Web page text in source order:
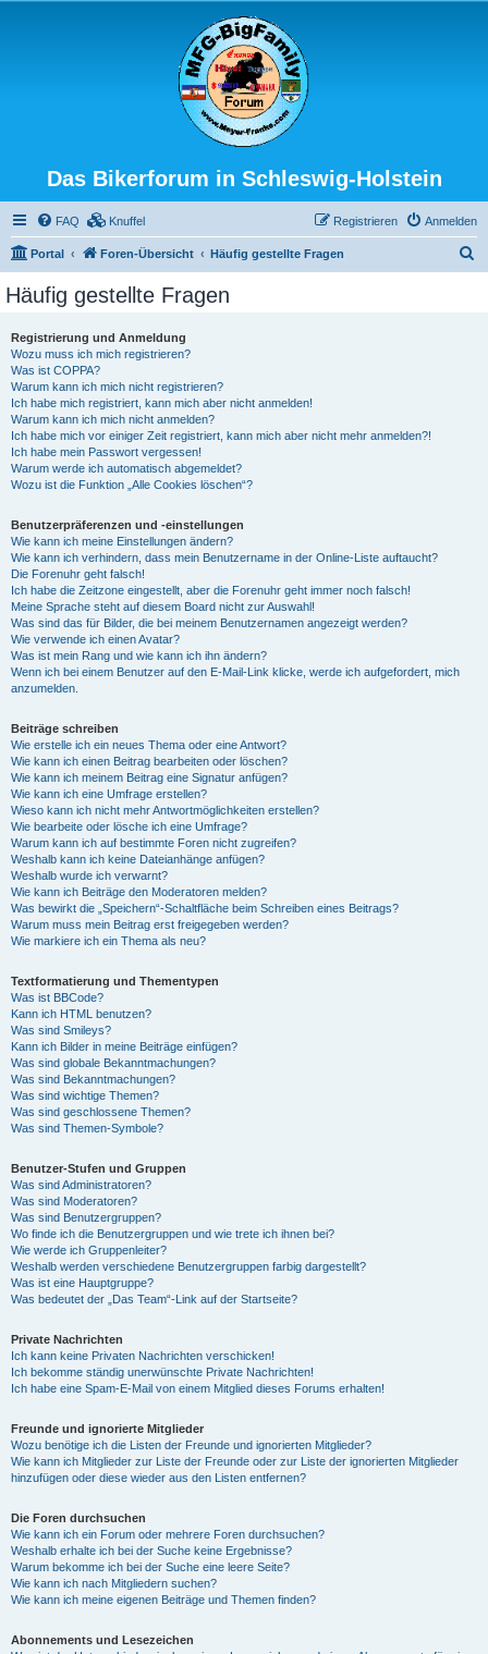
Das Bikerforum in Schleswig-Holstein
FAQ Knuffel Anmelden
Registrieren
Portal Foren-Übersicht Häufig gestellte Fragen
Häufig gestellte Fragen
Registrierung und Anmeldung
Wozu muss ich mich registrieren?
Was ist COPPA?
Warum kann ich mich nicht registrieren?
Ich habe mich registriert, kann mich aber nicht anmelden!
Warum kann ich mich nicht anmelden?
Ich habe mich vor einiger Zeit registriert, kann mich aber nicht mehr anmelden?!
Ich habe mein Passwort vergessen!
Warum werde ich automatisch abgemeldet?
Wozu ist die Funktion „Alle Cookies löschen“?
Benutzerpräferenzen und -einstellungen
Wie kann ich meine Einstellungen ändern?
Wie kann ich verhindern, dass mein Benutzername in der Online-Liste auftaucht?
Die Forenuhr geht falsch!
Ich habe die Zeitzone eingestellt, aber die Forenuhr geht immer noch falsch!
Meine Sprache steht auf diesem Board nicht zur Auswahl!
Was sind das für Bilder, die bei meinem Benutzernamen angezeigt werden?
Wie verwende ich einen Avatar?
Was ist mein Rang und wie kann ich ihn ändern?
Wenn ich bei einem Benutzer auf den E-Mail-Link klicke, werde ich aufgefordert, mich
anzumelden.
Beiträge schreiben
Wie erstelle ich ein neues Thema oder eine Antwort?
Wie kann ich einen Beitrag bearbeiten oder löschen?
Wie kann ich meinem Beitrag eine Signatur anfügen?
Wie kann ich eine Umfrage erstellen?
Wieso kann ich nicht mehr Antwortmöglichkeiten erstellen?
Wie bearbeite oder lösche ich eine Umfrage?
Warum kann ich auf bestimmte Foren nicht zugreifen?
Weshalb kann ich keine Dateianhänge anfügen?
Weshalb wurde ich verwarnt?
Wie kann ich Beiträge den Moderatoren melden?
Was bewirkt die „Speichern“-Schaltfläche beim Schreiben eines Beitrags?
Warum muss mein Beitrag erst freigegeben werden?
Wie markiere ich ein Thema als neu?
Textformatierung und Thementypen
Was ist BBCode?
Kann ich HTML benutzen?
Was sind Smileys?
Kann ich Bilder in meine Beiträge einfügen?
Was sind globale Bekanntmachungen?
Was sind Bekanntmachungen?
Was sind wichtige Themen?
Was sind geschlossene Themen?
Was sind Themen-Symbole?
Benutzer-Stufen und Gruppen
Was sind Administratoren?
Was sind Moderatoren?
Was sind Benutzergruppen?
Wo finde ich die Benutzergruppen und wie trete ich ihnen bei?
Wie werde ich Gruppenleiter?
Weshalb werden verschiedene Benutzergruppen farbig dargestellt?
Was ist eine Hauptgruppe?
Was bedeutet der „Das Team“-Link auf der Startseite?
Private Nachrichten
Ich kann keine Privaten Nachrichten verschicken!
Ich bekomme ständig unerwünschte Private Nachrichten!
Ich habe eine Spam-E-Mail von einem Mitglied dieses Forums erhalten!
Freunde und ignorierte Mitglieder
Wozu benötige ich die Listen der Freunde und ignorierten Mitglieder?
Wie kann ich Mitglieder zur Liste der Freunde oder zur Liste der ignorierten Mitglieder
hinzufügen oder diese wieder aus den Listen entfernen?
Die Foren durchsuchen
Wie kann ich ein Forum oder mehrere Foren durchsuchen?
Weshalb erhalte ich bei der Suche keine Ergebnisse?
Warum bekomme ich bei der Suche eine leere Seite?
Wie kann ich nach Mitgliedern suchen?
Wie kann ich meine eigenen Beiträge und Themen finden?
Abonnements und Lesezeichen